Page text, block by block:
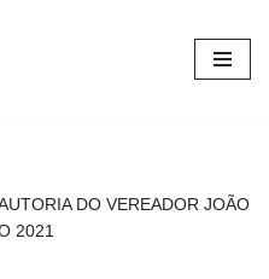
DO VEREADOR JOÃO
2021